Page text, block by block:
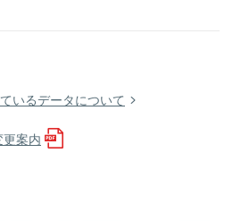
いるデータについて
案内